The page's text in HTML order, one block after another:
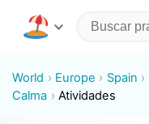
World Europe Spain
Calma
Atividades